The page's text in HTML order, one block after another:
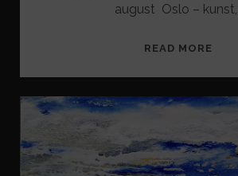
august Oslo –
READ MORE